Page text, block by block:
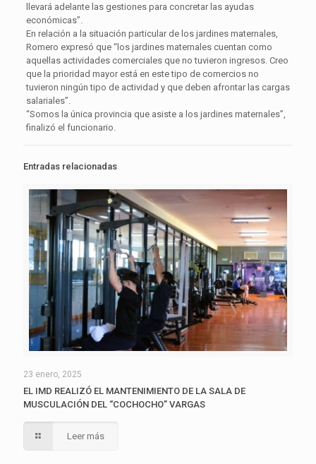
llevará adelante las gestiones para concretar las ayudas
económicas”.
En relación a la situación particular de los jardines maternales,
Romero expresó que “los jardines maternales cuentan como
aquellas actividades comerciales que no tuvieron ingresos. Creo
que la prioridad mayor está en este tipo de comercios no
tuvieron ningún tipo de actividad y que deben afrontar las cargas
salariales”.
“Somos la única provincia que asiste a los jardines maternales”,
finalizó el funcionario.
Entradas relacionadas
23 enero, 2025
EL IMD REALIZÓ EL MANTENIMIENTO DE LA SALA DE
MUSCULACIÓN DEL “COCHOCHO” VARGAS
Leer más